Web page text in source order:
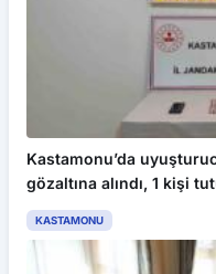
Kastamonu’da
gözaltına alındı, 1 kişi
KASTAMONU